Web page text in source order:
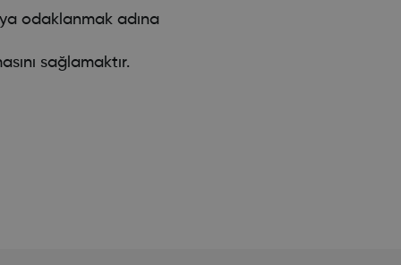
odaklanmak adına
sağlamaktır.